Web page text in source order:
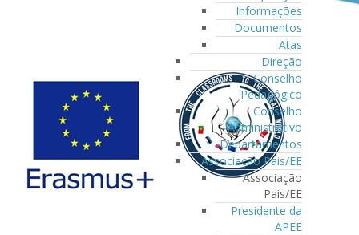
Informações
Documentos
Atas
Direção
Conselho
Pedagógico
Conselho
Administrativo
Departamentos
Associação Pais/EE
Associação
Pais/EE
Presidente da
APEE